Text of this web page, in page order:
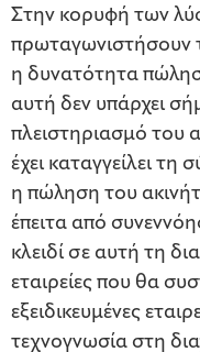
Στην κορυφή των
πρωταγωνιστήσουν
η δυνατότητα
αυτή δεν υπάρχει
πλειστηριασμό του
έχει καταγγείλει
η πώληση του
έπειτα από
κλειδί σε αυτή τη
εταιρείες που θα
εξειδικευμένες
τεχνογνωσία στη